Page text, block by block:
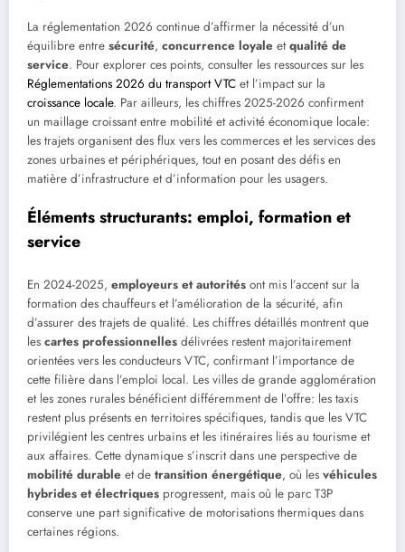
La réglementation 2026 continue d’affirmer la nécessité d’un
équilibre entre sécurité, concurrence loyale etqualité de
service. Pour explorer ces points, consulter les ressources sur les
Réglementations 2026 du transport VTC et l’impact sur la
croissance locale. Par ailleurs, les chiffres 2025-2026 confirment
un maillage croissant entre mobilité et activité économique locale:
les trajets organisent des flux vers les commerces et les services des
zones urbaines et périphériques, tout en posant des défis en
matière d’infrastructure et d’information pour les usagers.
Éléments structurants: emploi, formation et
service
En 2024-2025, employeurs et autorités ont mis l’accent sur la
formation des chauffeurs et l’amélioration de la sécurité, afin
d’assurer des trajets de qualité. Les chiffres détaillés montrent que
les cartes professionnelles délivrées restent majoritairement
orientées vers les conducteurs VTC, confirmant l’importance de
cette filière dans l’emploi local. Les villes de grande agglomération
et les zones rurales bénéficient différemment de l’offre: les taxis
restent plus présents en territoires spécifiques, tandis que les VTC
privilégient les centres urbains et les itinéraires liés au tourisme et
aux affaires. Cette dynamique s’inscrit dans une perspective de
mobilité durable et de transition énergétique, où les véhicules
hybrides et électriques progressent, mais où le parc T3P
conserve une part significative de motorisations thermiques dans
certaines régions.